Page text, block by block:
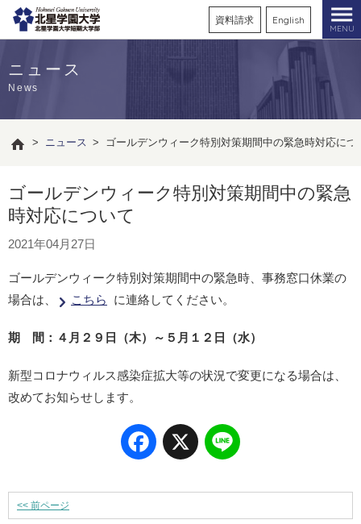
資料請求 English
MENU
ニュース
News
> ニュース > ゴールデンウィーク特別対策期間中の緊急時対応につ
ゴールデンウィーク特別対策期間中の緊急
時対応について
2021年04月27日
ゴールデンウィーク特別対策期間中の緊急時、事務窓口休業の
場合は、
こちら に連絡してください。
期 間：４月２９日（木）～５月１２日（水）
新型コロナウィルス感染症拡大等の状況で変更になる場合は、
改めてお知らせします。
Facebook
X
<< 前ページ